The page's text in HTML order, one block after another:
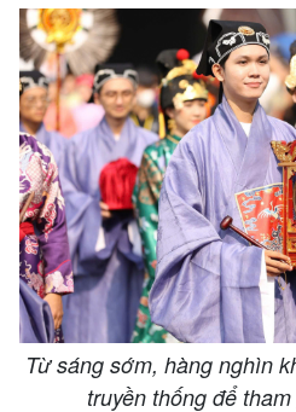
Từ sáng sớm, hàng nghìn
truyền thống để